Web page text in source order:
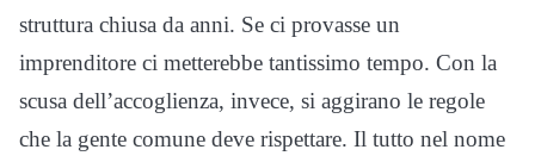
struttura chiusa da anni. Se ci provasse un
imprenditore ci metterebbe tantissimo tempo. Con la
scusa dell’accoglienza, invece, si aggirano le regole
che la gente comune deve rispettare. Il tutto nel nome